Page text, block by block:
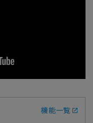
機能一覧